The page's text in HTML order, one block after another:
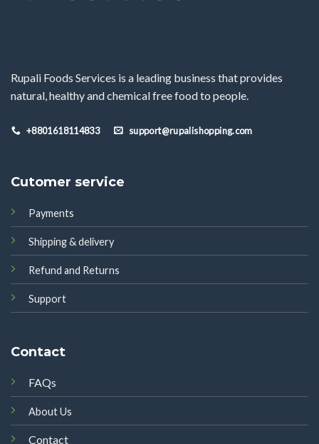
Rupali Foods Services is a leading business that provides
natural, healthy and chemical free food to people.
+8801618114833 support@rupalishopping.com
Cutomer service
Payments
Shipping & delivery
Refund and Returns
Support
Contact
FAQs
About Us
Contact